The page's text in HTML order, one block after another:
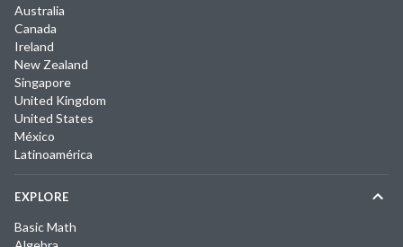
Australia
Canada
Ireland
New Zealand
Singapore
United Kingdom
United States
México
Latinoamérica
EXPLORE
Basic Math